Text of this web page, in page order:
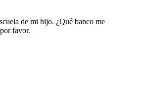
de mi hijo. ¿Qué banco me
favor.